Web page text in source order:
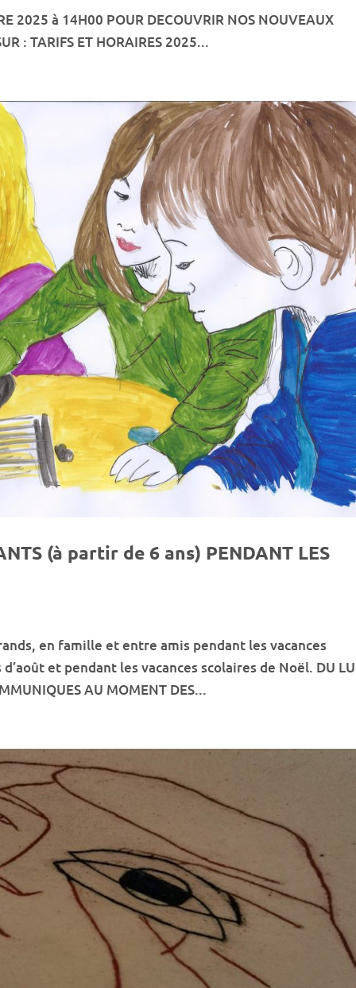
2025 à 14H00 POUR DECOUVRIR NOS NOUVEAUX
: TARIFS ET HORAIRES 2025...
(à partir de 6 ans) PENDANT LES
en famille et entre amis pendant les vacances
et pendant les vacances scolaires de Noël. DU
AU MOMENT DES...